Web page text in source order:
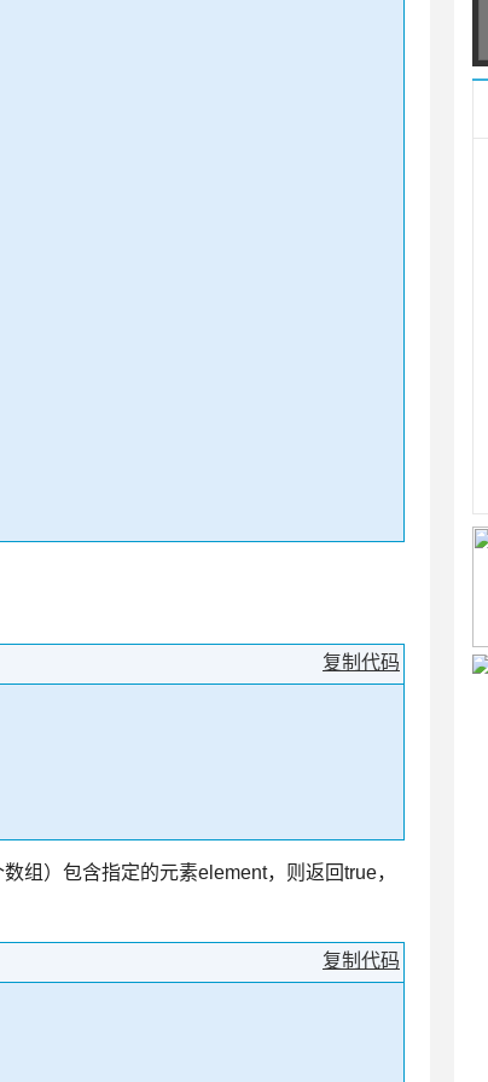
复制代码
组）包含指定的元素element，则返回true，
复制代码